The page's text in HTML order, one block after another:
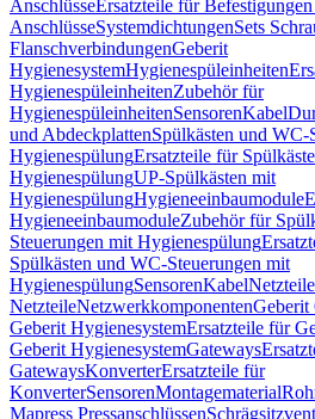
AnschlüsseErsatzteile für
AnschlüsseSystemdichtungenSets
FlanschverbindungenGeberit
HygienesystemHygienespüleinheiten
HygienespüleinheitenZubehör für
HygienespüleinheitenSensorenKabel
und AbdeckplattenSpülkästen und WC-
HygienespülungErsatzteile für
HygienespülungUP-Spülkästen mit
HygienespülungHygieneeinbaumodule
HygieneeinbaumoduleZubehör für
Steuerungen mit Hygienespülung
Spülkästen und WC-Steuerungen mit
HygienespülungSensorenKabelNetzteile
NetzteileNetzwerkkomponentenGeberit
Geberit HygienesystemErsatzteile für
Geberit HygienesystemGateways
GatewaysKonverterErsatzteile für
KonverterSensorenMontagematerial
Mapress Pressanschlüssen